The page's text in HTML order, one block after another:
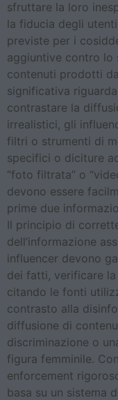
sfruttare la loro
la fiducia degli
previste per i
aggiuntive contro lo
contenuti prodotti
significativa
contrastare la
irrealistici, gli
filtri o strumenti di
specifici o diciture
“foto filtrata” o
devono essere
prime due
Il principio di
dell’informazione
influencer devono
dei fatti, verificare
citando le fonti
contrasto alla
diffusione di
discriminazione o
figura femminile.
enforcement
basa su un sistema